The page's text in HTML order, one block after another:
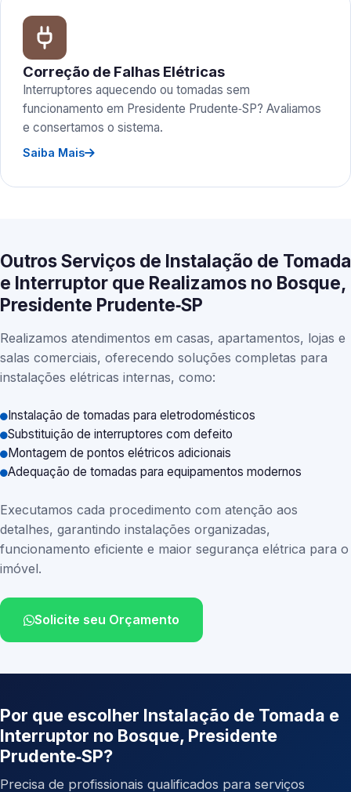
Correção de Falhas Elétricas
Interruptores aquecendo ou tomadas sem
funcionamento em Presidente Prudente‑SP? Avaliamos
e consertamos o sistema.
Saiba Mais
Outros Serviços de Instalação de Tomada
e Interruptor que Realizamos no Bosque,
Presidente Prudente‑SP
Realizamos atendimentos em casas, apartamentos, lojas e
salas comerciais, oferecendo soluções completas para
instalações elétricas internas, como:
Instalação de tomadas para eletrodomésticos
Substituição de interruptores com defeito
Montagem de pontos elétricos adicionais
Adequação de tomadas para equipamentos modernos
Executamos cada procedimento com atenção aos
detalhes, garantindo instalações organizadas,
funcionamento eficiente e maior segurança elétrica para o
imóvel.
Solicite seu Orçamento
Por que escolher Instalação de Tomada e
Interruptor no Bosque, Presidente
Prudente‑SP?
Precisa de profissionais qualificados para serviços